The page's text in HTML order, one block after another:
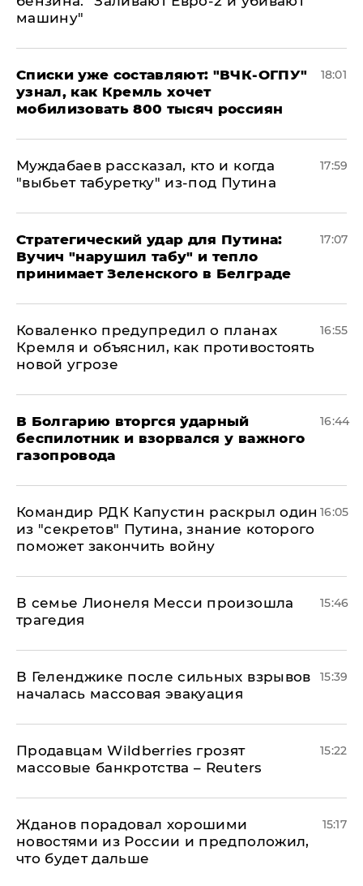
машину"
Списки уже составляют: "ВЧК-ОГПУ"
узнал, как Кремль хочет
мобилизовать 800 тысяч россиян
18:01
Муждабаев рассказал, кто и когда
"выбьет табуретку" из-под Путина
17:59
Стратегический удар для Путина:
Вучич "нарушил табу" и тепло
принимает Зеленского в Белграде
17:07
Коваленко предупредил о планах
Кремля и объяснил, как противостоять
новой угрозе
16:55
В Болгарию вторгся ударный
беспилотник и взорвался у важного
газопровода
16:44
Командир РДК Капустин раскрыл один
из "секретов" Путина, знание которого
поможет закончить войну
16:05
В семье Лионеля Месси произошла
трагедия
15:46
В Геленджике после сильных взрывов
началась массовая эвакуация
15:39
Продавцам Wildberries грозят
массовые банкротства – Reuters
15:22
Жданов порадовал хорошими
новостями из России и предположил,
что будет дальше
15:17